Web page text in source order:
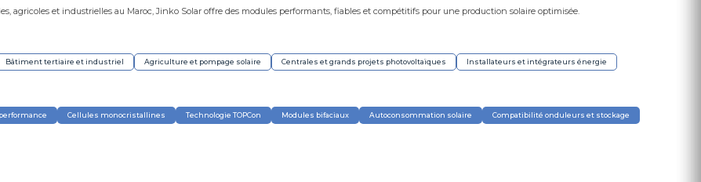
agricoles et industrielles au Maroc, Jinko Solar offre des modules performants, fiables et compétitifs pour une production solaire optimisée.
Bâtiment tertiaire et industriel Agriculture et pompage solaire Centrales et grands projets photovoltaïques Installateurs et intégrateurs énergie
Cellules monocristallines Technologie TOPCon Modules bifaciaux Autoconsommation solaire Compatibilité onduleurs et stockage